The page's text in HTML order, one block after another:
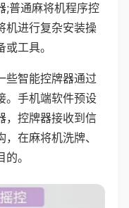
;普通麻将机程序控
机进行复杂安装操
工具。
些智能控牌器通过
。手机端软件预设
，控牌器接收到信
在麻将机洗牌、
。